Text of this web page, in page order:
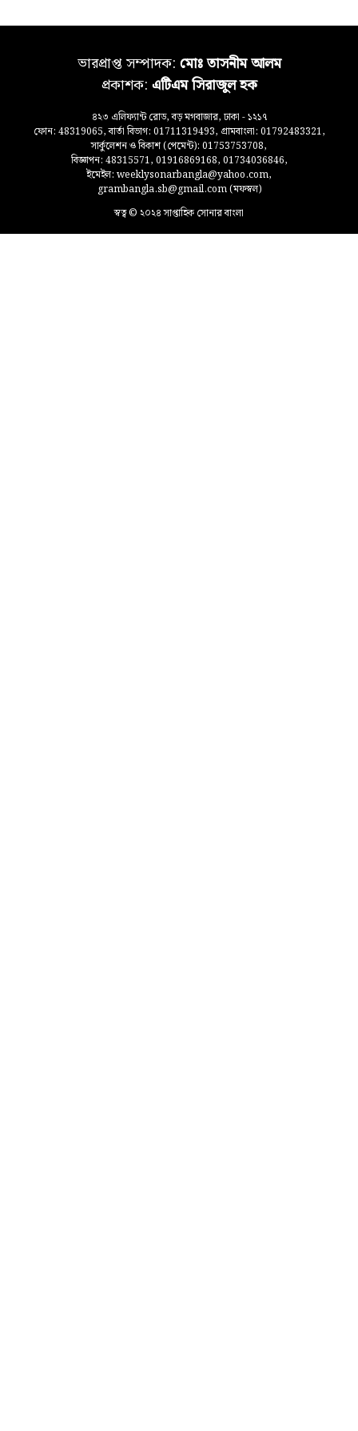
ভারপ্রাপ্ত সম্পাদক: মোঃ তাসনীম আলম
প্রকাশক: এটিএম সিরাজুল হক
৪২৩ এলিফ্যান্ট রোড, বড় মগবাজার, ঢাকা - ১২১৭
ফোন: 48319065, বার্তা বিভাগ: 01711319493, গ্রামবাংলা: 01792483321,
সার্কুলেশন ও বিকাশ (পেমেন্ট): 01753753708,
বিজ্ঞাপন: 48315571, 01916869168, 01734036846,
ইমেইল: weeklysonarbangla@yahoo.com,
grambangla.sb@gmail.com (মফস্বল)
স্বত্ব © ২০২৪ সাপ্তাহিক সোনার বাংলা